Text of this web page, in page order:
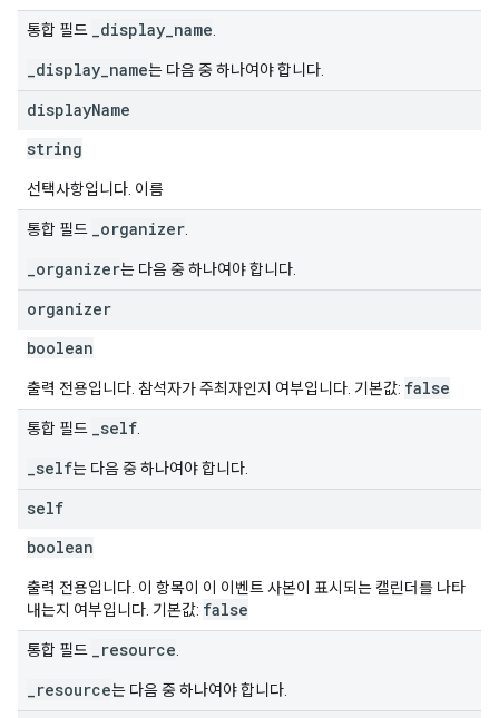
통합 필드 _display_name
_display_name는 다음 중 하나여야 합니다.
displayName
string
선택사항입니다. 이름
통합 필드 _organizer
_organizer는 다음 중 하나여야 합니다.
organizer
boolean
출력 전용입니다. 참석자가 주최자인지 여부입니다. 기본값: false
통합 필드 _self
_self는 다음 중 하나여야 합니다.
self
boolean
출력 전용입니다. 이 항목이 이 이벤트 사본이 표시되는 캘린더를 나타
내는지 여부입니다. 기본값: false
통합 필드 _resource
_resource는 다음 중 하나여야 합니다.